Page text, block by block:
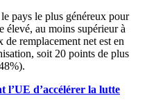
pays le plus généreux pour
élevé, au moins supérieur à
remplacement net est en
soit 20 points de plus
l’UE d’accélérer la lutte